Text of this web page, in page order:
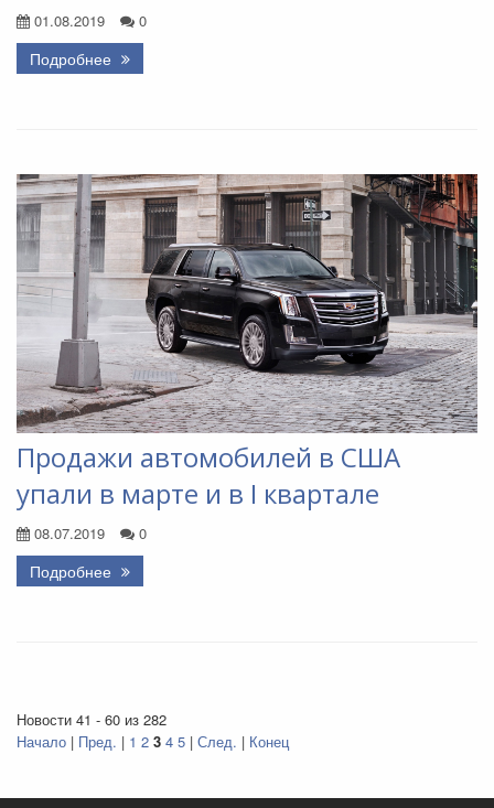
01.08.2019 0
Подробнее
Продажи автомобилей в США
упали в марте и в I квартале
08.07.2019 0
Подробнее
Новости 41 - 60 из 282
Начало | Пред. | 1 2 3 4 5 | След. | Конец